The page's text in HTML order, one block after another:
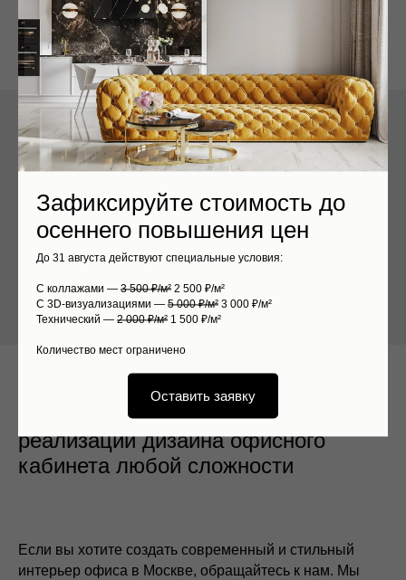
Зафиксируйте стоимость до
осеннего повышения цен
До 31 августа действуют специальные условия:
С коллажами — 3 500 ₽/м² 2 500 ₽/м²
С 3D-визуализациями — 5 000 ₽/м² 3 000 ₽/м²
Технический — 2 000 ₽/м² 1 500 ₽/м²
Количество мест ограничено
Оставить заявку
Правильная планировка кабинета
составляющих проектов
Мы готовы помочь Вам в
реализации дизайна офисного
кабинета любой сложности
Если вы хотите создать современный и стильный
интерьер офиса в Москве, обращайтесь к нам. Мы